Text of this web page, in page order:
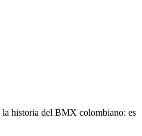
la historia del BMX colombiano: es